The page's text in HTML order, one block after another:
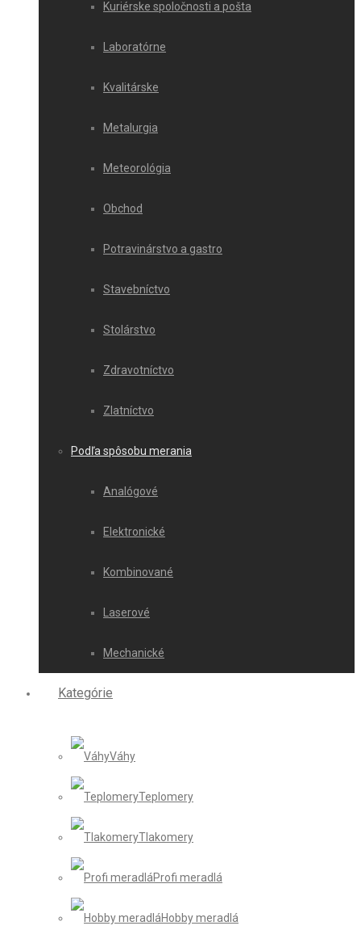
Kuriérske spoločnosti a pošta
Laboratórne
Kvalitárske
Metalurgia
Meteorológia
Obchod
Potravinárstvo a gastro
Stavebníctvo
Stolárstvo
Zdravotníctvo
Zlatníctvo
Podľa spôsobu merania
Analógové
Elektronické
Kombinované
Laserové
Mechanické
Kategórie
Váhy
Teplomery
Tlakomery
Profi meradlá
Hobby meradlá